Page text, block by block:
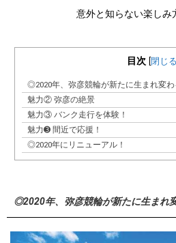
意外と知らない楽しみ
目次 閉じる
◎2020年、弥彦競輪が新たに生まれ変わ
魅力② 弥彦の絶景
魅力③ バンク走行を体験！
魅力➌ 間近で応援！
◎2020年にリニューアル！
◎2020年、弥彦競輪が新たに生まれ